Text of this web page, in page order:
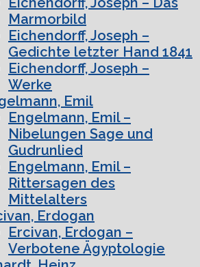
Marmorbild
Eichendorff, Joseph –
Gedichte letzter Hand 1841
Eichendorff, Joseph –
Werke
Emil
Engelmann, Emil –
Nibelungen Sage und
Gudrunlied
Engelmann, Emil –
Rittersagen des
Mittelalters
Erdogan
Ercivan, Erdogan –
Verbotene Ägyptologie